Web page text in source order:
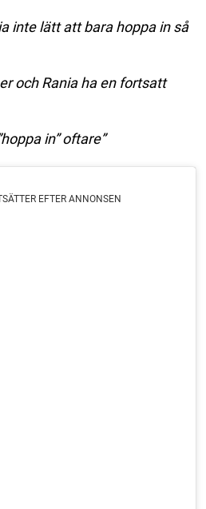
inte lätt att bara hoppa in så
och Rania ha en fortsatt
in” oftare”